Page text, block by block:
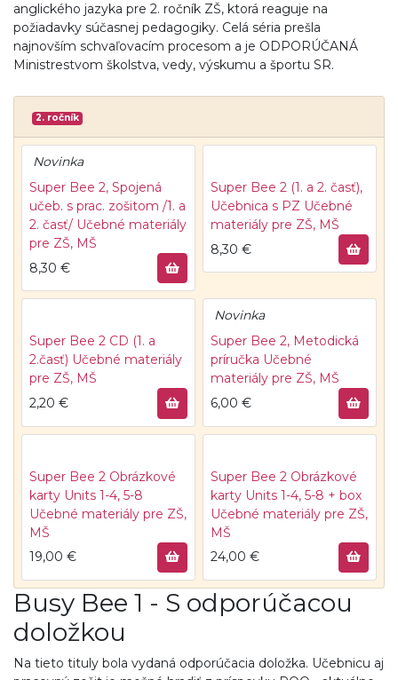
anglického jazyka pre 2. ročník ZŠ, ktorá reaguje na
požiadavky súčasnej pedagogiky. Celá séria prešla
najnovším schvaľovacím procesom a je ODPORÚČANÁ
Ministrestvom školstva, vedy, výskumu a športu SR.
2. ročník
Novinka
Super Bee 2, Spojená
učeb. s prac. zošitom /1. a
2. časť/ Učebné materiály
pre ZŠ, MŠ
8,30 €
Super Bee 2 (1. a 2. časť),
Učebnica s PZ Učebné
materiály pre ZŠ, MŠ
8,30 €
Super Bee 2 CD (1. a
2.časť) Učebné materiály
pre ZŠ, MŠ
2,20 €
Novinka
Super Bee 2, Metodická
príručka Učebné
materiály pre ZŠ, MŠ
6,00 €
Super Bee 2 Obrázkové
karty Units 1-4, 5-8
Učebné materiály pre ZŠ,
MŠ
19,00 €
Super Bee 2 Obrázkové
karty Units 1-4, 5-8 + box
Učebné materiály pre ZŠ,
MŠ
24,00 €
Busy Bee 1 - S odporúčacou
doložkou
Na tieto tituly bola vydaná odporúčacia doložka. Učebnicu aj